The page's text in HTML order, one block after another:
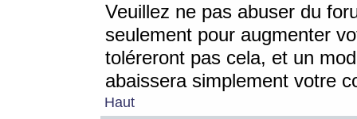
Veuillez ne pas abuser du
seulement pour augmenter
toléreront pas cela, et un
abaissera simplement votre
Haut